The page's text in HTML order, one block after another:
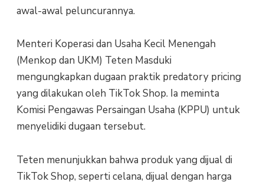
awal-awal peluncurannya.
Menteri Koperasi dan Usaha Kecil Menengah
(Menkop dan UKM) Teten Masduki
mengungkapkan dugaan praktik predatory pricing
yang dilakukan oleh TikTok Shop. Ia meminta
Komisi Pengawas Persaingan Usaha (KPPU) untuk
menyelidiki dugaan tersebut.
Teten menunjukkan bahwa produk yang dijual di
TikTok Shop, seperti celana, dijual dengan harga